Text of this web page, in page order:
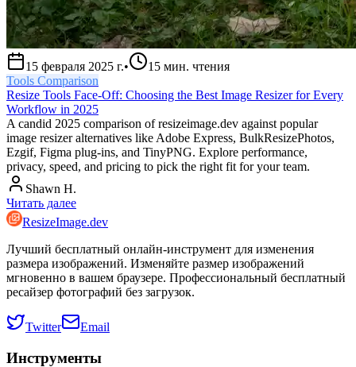
15 февраля 2025 г.• 15 мин. чтения
Tools Comparison
Resize Tools Face-Off: Choosing the Best Image Resizer for Every
Workflow in 2025
A candid 2025 comparison of resizeimage.dev against popular
image resizer alternatives like Adobe Express, BulkResizePhotos,
Ezgif, Figma plug-ins, and TinyPNG. Explore performance,
privacy, speed, and pricing to pick the right fit for your team.
Shawn H.
Читать далее
ResizeImage.dev
Лучший бесплатный онлайн-инструмент для изменения
размера изображений. Изменяйте размер изображений
мгновенно в вашем браузере. Профессиональный бесплатный
ресайзер фотографий без загрузок.
Twitter Email
Инструменты